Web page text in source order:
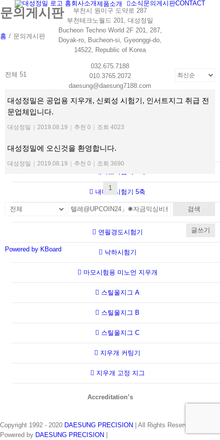
to
홈회사소개제품소개 소식 문의게시판CONTACT
문의게시판
홈 / 문의게시판
전체 51
대성정밀은 공업용 지우개, 신뢰성 시험기, 인서트지그 취급 전
문업체입니다.
대성정밀 2019.08.19 추천 0 조회 4023
대성정밀에 오신것을 환영합니다.
대성정밀 2019.08.19 추천 0 조회 3690
1
검색
글쓰기
Powered by KBoard
부천시 원미구 도약로 287
부천테크노월드 201, 대성정밀
Bucheon Techno World 2F 201, 287,
Doyak-ro, Bucheon-si, Gyeonggi-do,
14522, Republic of Korea
032.675.7188
010.3765.2072
daesung@daesung7188.com
내마모시험기 1축
내마모시험기 5축
RCA시험기
연필경도시험기
낙하시험기
마모시험용 미노언 지우개
스틸울지그 A
스틸울지그 B
스틸울지그 C
지우개 커팅기
지우개 고정 지그
Accreditation’s
Copyright 1992 - 2020 DAESUNG PRECISION | All Rights Reserved |
Powered by DAESUNG PRECISION